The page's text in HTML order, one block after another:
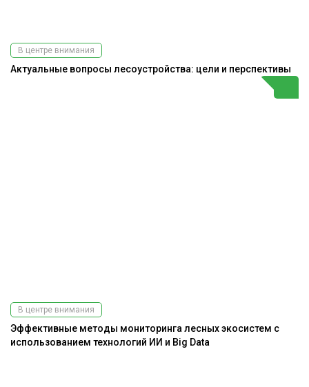
В центре внимания
Актуальные вопросы лесоустройства: цели и перспективы
В центре внимания
Эффективные методы мониторинга лесных экосистем с
использованием технологий ИИ и Big Data